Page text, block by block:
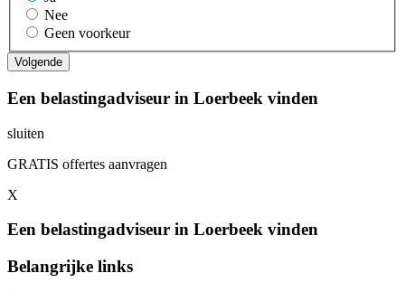
Nee
Geen voorkeur
Een belastingadviseur in Loerbeek vinden
sluiten
GRATIS offertes aanvragen
X
Een belastingadviseur in Loerbeek vinden
Belangrijke links